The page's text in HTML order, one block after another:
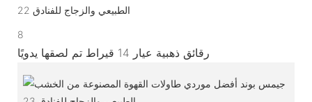
8
رقائق ذهبية عيار 14 قيراط تم لصقها يدويًا